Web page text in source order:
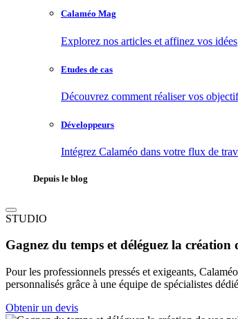
Calaméo Mag
Explorez nos articles et affinez vos idées
Etudes de cas
Découvrez comment réaliser vos
Développeurs
Intégrez Calaméo dans votre flux de
Depuis le blog
STUDIO
Gagnez du temps et déléguez la
Pour les professionnels pressés et exigeants,
personnalisés grâce à une équipe de spécialistes
Obtenir un devis